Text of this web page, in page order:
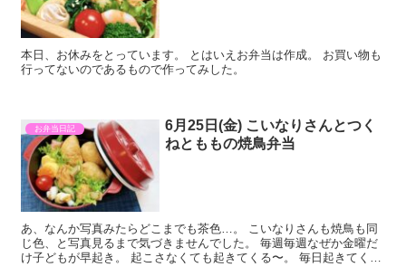
本日、お休みをとっています。 とはいえお弁当は作成。 お買い物も
行ってないのであるもので作ってみした。
お弁当日記
6月25日(金) こいなりさんとつく
ねとももの焼鳥弁当
あ、なんか写真みたらどこまでも茶色…。 こいなりさんも焼鳥も同
じ色、と写真見るまで気づきませんでした。 毎週毎週なぜか金曜だ
け子どもが早起き。 起こさなくても起きてくる〜。 毎日起きてくれ